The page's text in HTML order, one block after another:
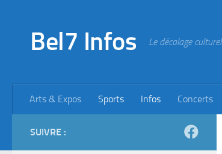
Bel7 Infos Le décalage culturel
Arts & Expos Sports Infos Concerts
SUIVRE :